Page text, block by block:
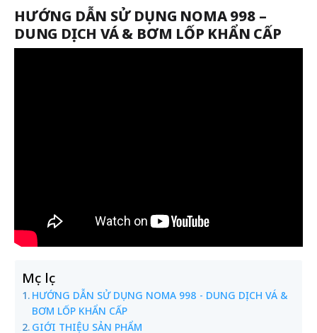
HƯỚNG DẪN SỬ DỤNG NOMA 998 –
DUNG DỊCH VÁ & BƠM LỐP KHẨN CẤP
Mục lục
HƯỚNG DẪN SỬ DỤNG NOMA 998 - DUNG DỊCH VÁ &
BƠM LỐP KHẨN CẤP
GIỚI THIỆU SẢN PHẨM